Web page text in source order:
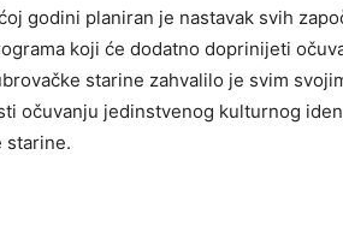
godini planiran je nastavak svih
koji će dodatno doprinijeti
starine zahvalilo je svim
očuvanju jedinstvenog kulturnog
starine.